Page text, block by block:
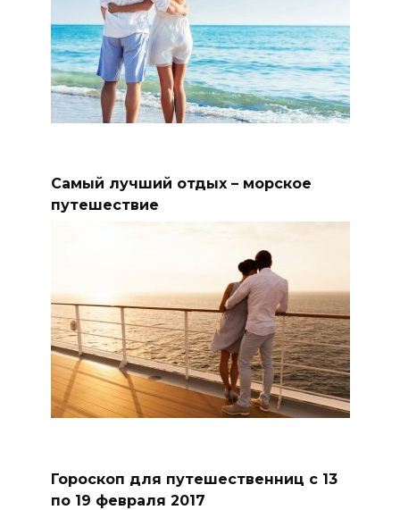
Самый лучший отдых – морское
путешествие
Гороскоп для путешественниц с 13
по 19 февраля 2017